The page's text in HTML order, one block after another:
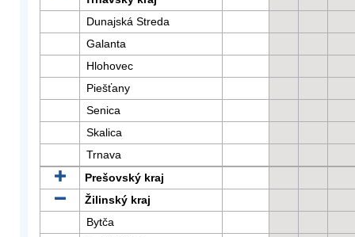
Dunajská Streda
Galanta
Hlohovec
Piešťany
Senica
Skalica
Trnava
Prešovský kraj
Žilinský kraj
Bytča